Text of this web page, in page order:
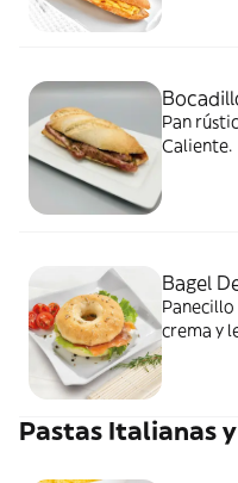
Pan
Caliente.
Bagel
Panecillo
crema y
Pastas Italianas